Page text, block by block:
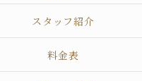
スタッフ紹介
料金表